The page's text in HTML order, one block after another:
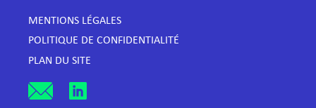
MENTIONS LÉGALES
POLITIQUE DE CONFIDENTIALITÉ
PLAN DU SITE